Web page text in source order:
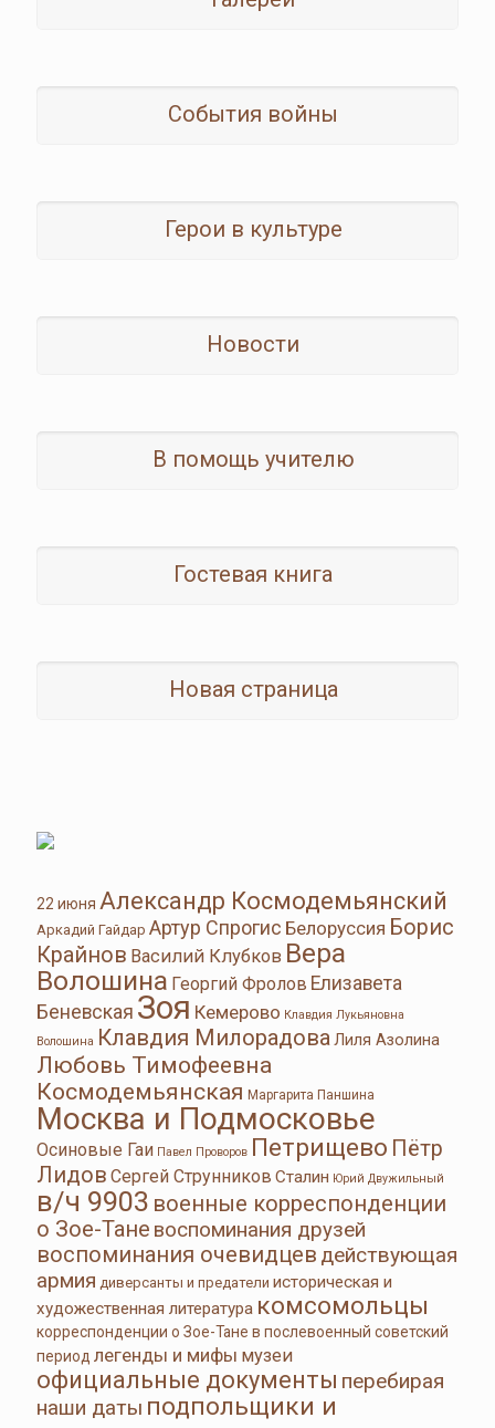
События войны
Герои в культуре
Новости
В помощь учителю
Гостевая книга
Новая страница
22 июня Александр Космодемьянский
Аркадий Гайдар Артур Спрогис Белоруссия Борис
Крайнов Василий Клубков Вера
Волошина Георгий Фролов Елизавета
Беневская Зоя Кемерово Клавдия Лукьяновна
Волошина Клавдия МилорадоваЛиля Азолина
Любовь Тимофеевна
Космодемьянская Маргарита Паншина
Москва и Подмосковье
Осиновые Гаи Павел Проворов Петрищево Пётр
Лидов Сергей Струнников Сталин Юрий Двужильный
в/ч 9903 военные корреспонденции
о Зое-Тане воспоминания друзей
воспоминания очевидцев действующая
армия диверсанты и предатели историческая и
художественная литература комсомольцы
корреспонденции о Зое-Тане в послевоенный советский
период легенды и мифы музеи
официальные документы перебирая
наши даты подпольщики и